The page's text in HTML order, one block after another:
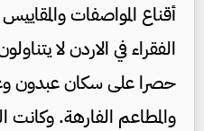
أقناع المواصفات
الفقراء في الاردن لا
حصرا على سكان عبدون
والمطاعم الفارهة. وكانت